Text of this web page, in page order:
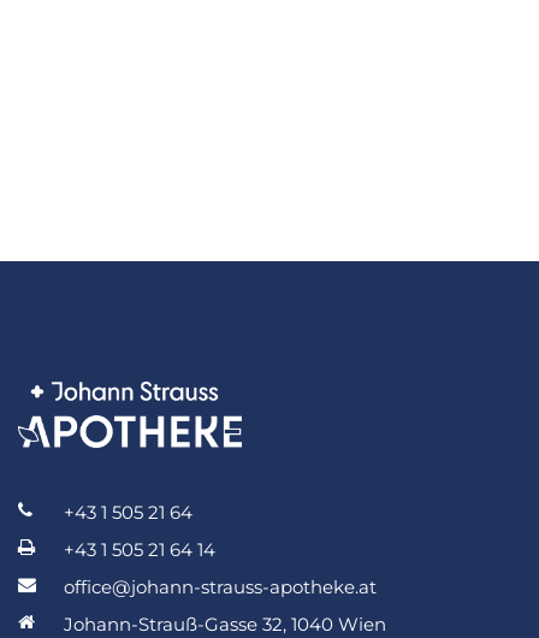
+43 1 505 21 64
+43 1 505 21 64 14
office@johann-strauss-apotheke.at
Johann-Strauß-Gasse 32, 1040 Wien